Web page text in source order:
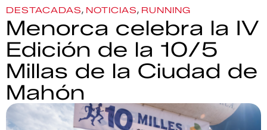
DESTACADAS, NOTICIAS, RUNNING
Menorca celebra la IV
Edición de la 10/5
Millas de la Ciudad de
Mahón